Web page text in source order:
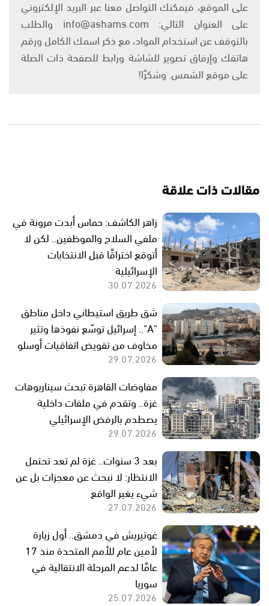
على الموقع، فيمكنك التواصل معنا عبر البريد الإلكتروني
على العنوان التالي: info@ashams.com والطلب
بالتوقف عن استخدام المواد، مع ذكر اسمك الكامل ورقم
هاتفك وإرفاق تصوير للشاشة ورابط للصفحة ذات الصلة
على موقع الشمس. وشكرًا!
مقالات ذات علاقة
زاهر الكاشف: حماس أبدت مرونة في
ملفي السلاح والموظفين.. لكن لا
أتوقع اختراقًا قبل الانتخابات
الإسرائيلية
30.07.2026
شق طريق استيطاني داخل مناطق
"A".. إسرائيل توسّع نفوذها وتثير
مخاوف من تقويض اتفاقيات أوسلو
29.07.2026
مفاوضات القاهرة تبحث سيناريوهات
غزة.. وتقدم في ملفات داخلية
يصطدم بالرفض الإسرائيلي
29.07.2026
بعد 3 سنوات.. غزة لم تعد تحتمل
الانتظار: لا نبحث عن معجزات بل عن
شيء يغير الواقع
27.07.2026
غوتيريش في دمشق.. أول زيارة
لأمين عام للأمم المتحدة منذ 17
عامًا لدعم المرحلة الانتقالية في
سوريا
25.07.2026